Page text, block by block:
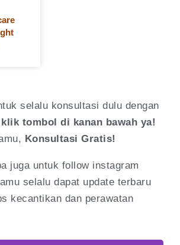
selalu konsultasi dulu dengan
klik tombol di kanan bawah ya!
Konsultasi Gratis!
juga untuk follow instagram
selalu dapat update terbaru
kecantikan dan perawatan